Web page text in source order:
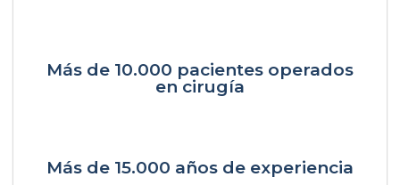
Más de 10.000 pacientes operados
en cirugía
Más de 15.000 años de experiencia